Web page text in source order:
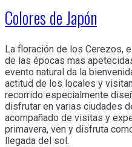
Colores de Japón
La floración de los Cerezos,
de las épocas mas
evento natural da la
actitud de los locales y
recorrido especialmente
disfrutar en varias ciudades
acompañado de visitas y
primavera, ven y disfruta
llegada del sol.